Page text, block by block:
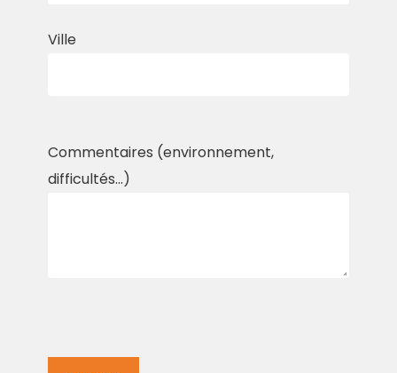
Ville
Commentaires (environnement,
difficultés...)